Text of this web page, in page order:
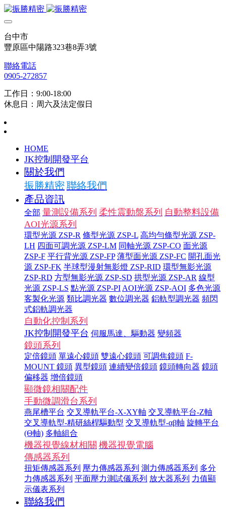
台中市
豐原區中陽路323巷8弄3號
聯絡電話
0905-272857
工作日：9:00-18:00
休息日：周六及法定假日
HOME
JK控制開發平台
關於我們
振勝精密聯絡我們
產品資訊
全部 量測設備系列 柔性震動盤系列 自動整料設備
AOI光源系列
環型光源 ZSP-R 條型光源 ZSP-L 高均勻條型光源 ZSP-
LH 四面可調光源 ZSP-LM 同軸光源 ZSP-CO 面光源
ZSP-F 平行背光源 ZSP-FP 薄型面光源 ZSP-FC 開孔面光
源 ZSP-FK 半球型漫射無影燈 ZSP-RID 環型無影光源
ZSP-RD 方型無影光源 ZSP-SD 拱型光源 ZSP-AR 線型
光源 ZSP-LS 點光源 ZSP-PI AOI光源 ZSP-AOI 多色光源
客製化光源 類比調光器 數位調光器 鋁軌型調光器 頻閃
式鋁軌調光器
自動化控制系列
JK控制開發平台 伺服馬達、驅動器 變頻器
鏡頭系列
定倍鏡頭 單遠心鏡頭 雙遠心鏡頭 可調焦鏡頭 F-
MOUNT 鏡頭 異型鏡頭 連續變倍鏡頭 鏡頭轉向器 鏡頭
偏移器 增倍鏡頭
顯微鏡相關配件
手動微調滑台系列
燕尾槽平台 交叉導軌平台-X-XY軸 交叉導軌平台-Z軸
交叉導軌型-精研絲桿驅動型 交叉導軌型-αβ軸 旋轉平台
(Θ軸) 多軸組合
機器視覺線材相關 機器視覺電腦
傳感器系列
扭矩傳感器系列 壓力傳感器系列 測力傳感器系列 多分
力傳感器系列 平面壓力測試儀系列 放大器系列 力值顯
示儀表系列
聯絡我們